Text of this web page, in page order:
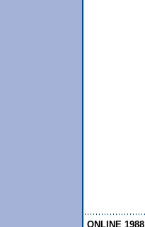
ONLINE 1988